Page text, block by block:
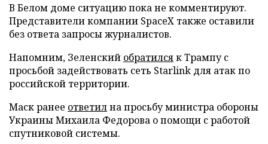
В Белом доме ситуацию пока не комментируют.
Представители компании SpaceX также оставили
без ответа запросы журналистов.
Напомним, Зеленский обратилсяк Трампу с
просьбой задействовать сеть Starlink для атак по
российской территории.
Маск ранее ответилна просьбу министра обороны
Украины Михаила Федорова о помощи с работой
спутниковой системы.